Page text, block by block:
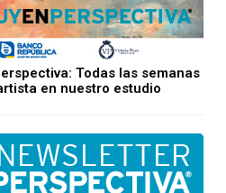
Todas las semanas
en nuestro estudio